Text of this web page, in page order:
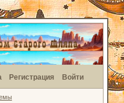
Регистрация Войти